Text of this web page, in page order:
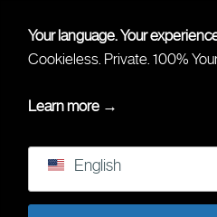
Your language. Your
Cookieless. Private. 100%
Learn more →
English